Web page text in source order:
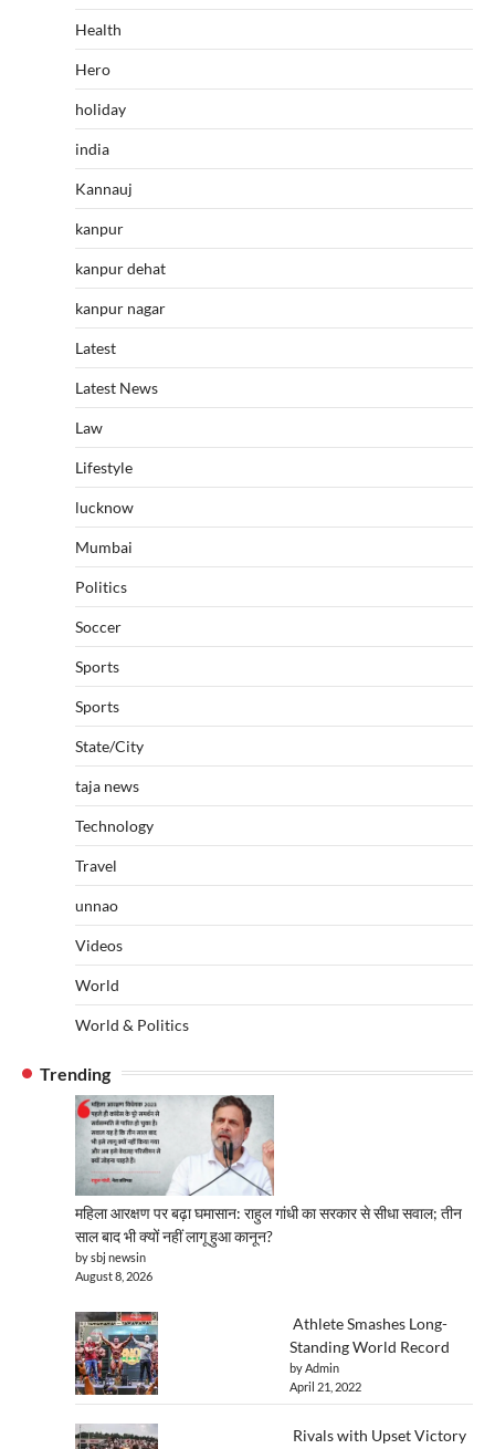
Health
Hero
holiday
india
Kannauj
kanpur
kanpur dehat
kanpur nagar
Latest
Latest News
Law
Lifestyle
lucknow
Mumbai
Politics
Soccer
Sports
Sports
State/City
taja news
Technology
Travel
unnao
Videos
World
World & Politics
Trending
महिला आरक्षण पर बढ़ा घमासान: राहुल गांधी का सरकार से सीधा सवाल; तीन
साल बाद भी क्यों नहीं लागू हुआ कानून?
by sbj newsin
August 8, 2026
Athlete Smashes Long-
Standing World Record
by Admin
April 21, 2022
Rivals with Upset Victory